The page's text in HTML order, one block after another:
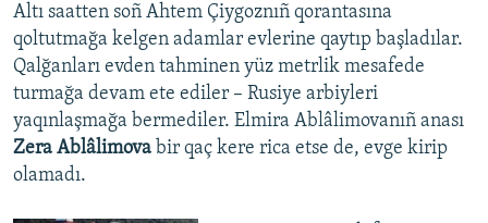
Altı saatten soñ Ahtem Çiygoznıñ qorantasına
qoltutmağa kelgen adamlar evlerine qaytıp başladılar.
Qalğanları evden tahminen yüz metrlik mesafede
turmağa devam ete ediler – Rusiye arbiyleri
yaqınlaşmağa bermediler. Elmira Ablâlimovanıñ anası
Zera Ablâlimova bir qaç kere rica etse de, evge kirip
olamadı.